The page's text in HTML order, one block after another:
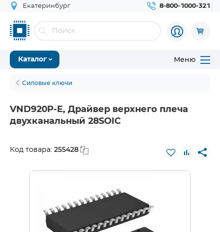
Екатеринбург 8-800-1000-321
Каталог Меню
Силовые ключи
VND920P-E, Драйвер верхнего плеча
двухканальный 28SOIC
Код товара: 255428